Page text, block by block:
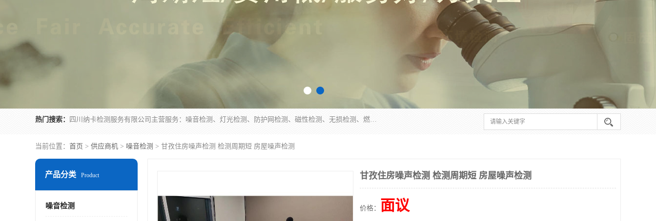
热门搜索： 四川纳卡检测服务有限公司主营服务：噪音检测、灯光检测、防护网检测、磁性检测、无损检测、燃烧等级检测；本着严谨、规范的态度严格执行国家现行标准、规范及规程，奉行“科学公正、准确、持续改进、诚信服务”的企业价值和“科学、信誉、服务”的企业宗旨，竭诚为广大客户服务。
当前位置： 首页 > 供应商机 > 噪音检测 > 甘孜住房噪声检测 检测周期短 房屋噪声检测
产品分类 Product
噪音检测
甘孜住房噪声检测 检测周期短 房屋噪声检测
价格： 面议